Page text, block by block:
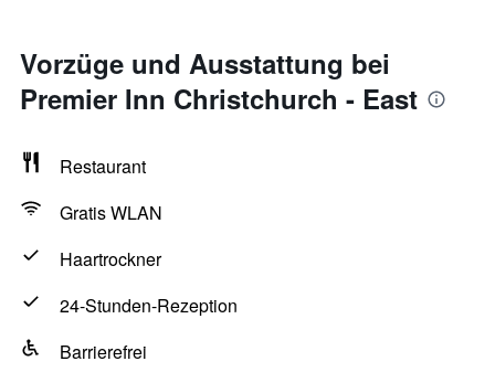
Vorzüge und Ausstattung bei
Premier Inn Christchurch - East
Restaurant
Gratis WLAN
Haartrockner
24-Stunden-Rezeption
Barrierefrei